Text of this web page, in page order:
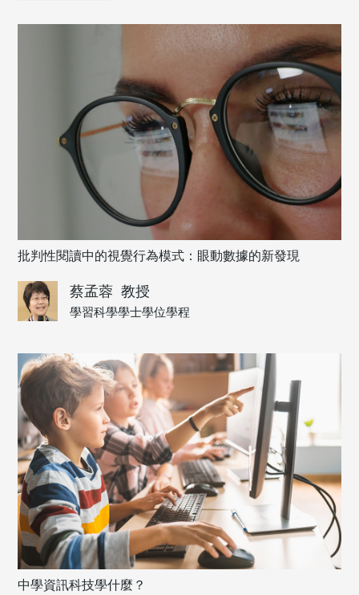
批判性閱讀中的視覺行為模式：眼動數據的新發現
蔡孟蓉 教授
學習科學學士學位學程
中學資訊科技學什麼？